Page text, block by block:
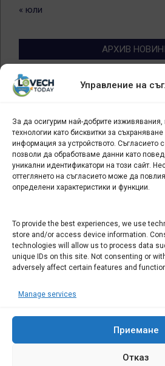
Управление на
За да осигурим най-добрите
технологии като бисквитки за
информация за устройството. Съгласието
позволи да обработваме данни като
уникални идентификатори на този сайт.
оттеглянето на съгласието може да
определени характеристики и функции.
To provide the best experiences, we use
store and/or access device information.
technologies will allow us to process data
unique IDs on this site. Not consenting or
adversely affect certain features and
Manage services
Приемане
Отказ
« юли
АРХИВ
Архив
новини
БИЗНЕС
Арт галерия "Мостове" –
СЕВЕРОЗАПАДА
ТУРИСТИЧЕСКИ КЛЪСТЕР
ИНСТИТУЦИИ В
Административен съд Ловеч
Областна администрация Ловеч
ОДМВР Ловеч
Окръжен съд Ловеч